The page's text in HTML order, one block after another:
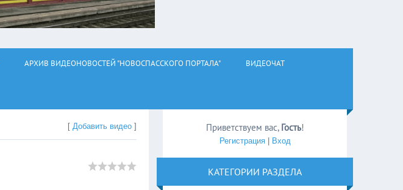
АРХИВ ВИДЕОНОВОСТЕЙ "НОВОСПАССКОГО ПОРТАЛА" ВИДЕОЧАТ
[Добавить видео ] Приветствуем вас, Гость!
Регистрация| Вход
КАТЕГОРИИ РАЗДЕЛА